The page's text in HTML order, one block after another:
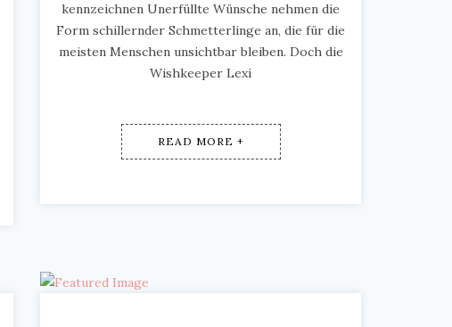
kennzeichnen Unerfüllte Wünsche nehmen die
Form schillernder Schmetterlinge an, die für die
meisten Menschen unsichtbar bleiben. Doch die
Wishkeeper Lexi
READ MORE +